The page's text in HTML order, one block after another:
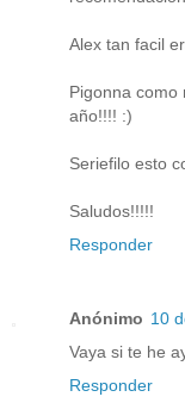
Alex tan facil
Pigonna como
año!!!! :)
Seriefilo esto
Saludos!!!!!
Responder
Anónimo 10
Vaya si te he
Responder